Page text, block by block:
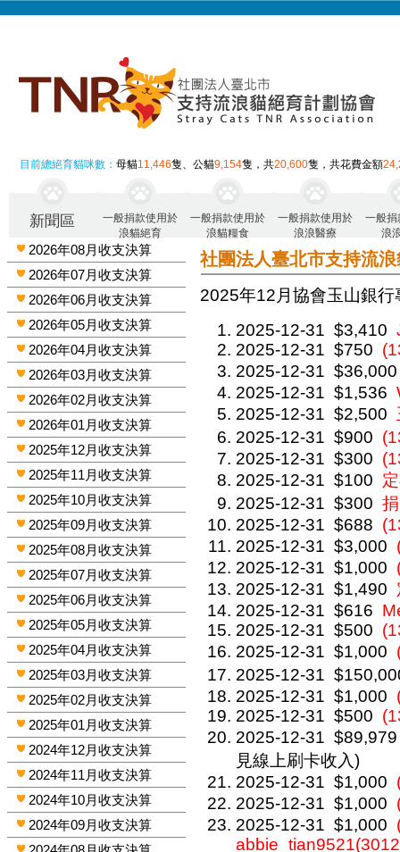
目前總絕育貓咪數：母貓11,446隻、公貓9,154隻，共20,600隻，共花費金額
新聞區
一般捐款使用於
浪貓絕育
一般捐款使用於
浪貓糧食
一般捐款使用於
浪浪醫療
一般捐
浪
2026年08月收支決算
2026年07月收支決算
2026年06月收支決算
2026年05月收支決算
2026年04月收支決算
2026年03月收支決算
2026年02月收支決算
2026年01月收支決算
2025年12月收支決算
2025年11月收支決算
2025年10月收支決算
2025年09月收支決算
2025年08月收支決算
2025年07月收支決算
2025年06月收支決算
2025年05月收支決算
2025年04月收支決算
2025年03月收支決算
2025年02月收支決算
2025年01月收支決算
2024年12月收支決算
2024年11月收支決算
2024年10月收支決算
2024年09月收支決算
社團法人臺北市支持流
2025年12月 協會玉山銀
2025-12-31 $3,410
2025-12-31 $750
2025-12-31 $36,000
2025-12-31 $1,536
2025-12-31 $2,500
2025-12-31 $900
2025-12-31 $300
2025-12-31 $100
2025-12-31 $300
2025-12-31 $688
2025-12-31 $3,000
2025-12-31 $1,000
2025-12-31 $1,490
2025-12-31 $616
2025-12-31 $500
2025-12-31 $1,000
2025-12-31
2025-12-31 $1,000
2025-12-31 $500
2025-12-31 $89,979
見線上刷卡收入)
2025-12-31 $1,000
2025-12-31 $1,000
2025-12-31 $1,000